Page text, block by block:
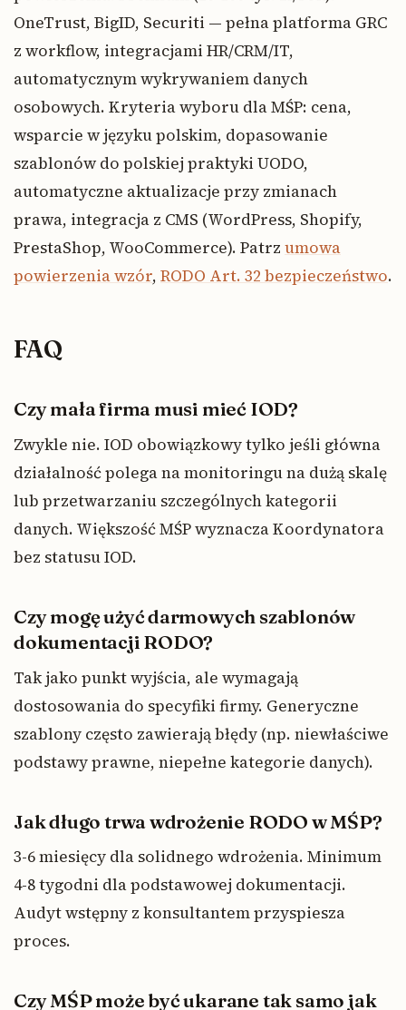
OneTrust, BigID, Securiti — pełna platforma GRC
z workflow, integracjami HR/CRM/IT,
automatycznym wykrywaniem danych
osobowych. Kryteria wyboru dla MŚP: cena,
wsparcie w języku polskim, dopasowanie
szablonów do polskiej praktyki UODO,
automatyczne aktualizacje przy zmianach
prawa, integracja z CMS (WordPress, Shopify,
PrestaShop, WooCommerce). Patrz umowa
powierzenia wzór, RODO Art. 32 bezpieczeństwo.
FAQ
Czy mała firma musi mieć IOD?
Zwykle nie. IOD obowiązkowy tylko jeśli główna
działalność polega na monitoringu na dużą skalę
lub przetwarzaniu szczególnych kategorii
danych. Większość MŚP wyznacza Koordynatora
bez statusu IOD.
Czy mogę użyć darmowych szablonów
dokumentacji RODO?
Tak jako punkt wyjścia, ale wymagają
dostosowania do specyfiki firmy. Generyczne
szablony często zawierają błędy (np. niewłaściwe
podstawy prawne, niepełne kategorie danych).
Jak długo trwa wdrożenie RODO w MŚP?
3-6 miesięcy dla solidnego wdrożenia. Minimum
4-8 tygodni dla podstawowej dokumentacji.
Audyt wstępny z konsultantem przyspiesza
proces.
Czy MŚP może być ukarane tak samo jak